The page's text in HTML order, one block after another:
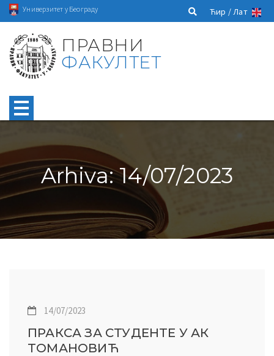
Универзитет у Београду Ћир /Лат
ПРАВНИ
ФАКУЛТЕТ
Arhiva: 14/07/2023
14/07/2023
ПРАКСА ЗА СТУДЕНТЕ У АК
ТОМАНОВИЋ